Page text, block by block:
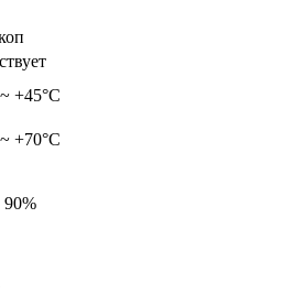
+45°C
+70°С
90%